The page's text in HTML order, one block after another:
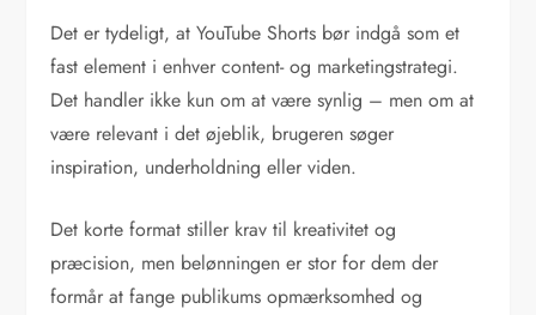
Det er tydeligt, at YouTube Shorts bør indgå som et
fast element i enhver content- og marketingstrategi.
Det handler ikke kun om at være synlig – men om at
være relevant i det øjeblik, brugeren søger
inspiration, underholdning eller viden.
Det korte format stiller krav til kreativitet og
præcision, men belønningen er stor for dem der
formår at fange publikums opmærksomhed og